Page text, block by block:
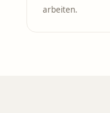
arbeiten.